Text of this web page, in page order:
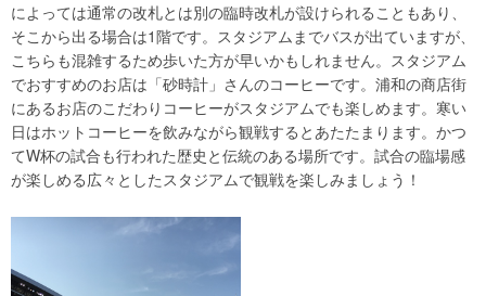
によっては通常の改札とは別の臨時改札が設けられることもあり、
そこから出る場合は1階です。スタジアムまでバスが出ていますが、
こちらも混雑するため歩いた方が早いかもしれません。スタジアム
でおすすめのお店は「砂時計」さんのコーヒーです。浦和の商店街
にあるお店のこだわりコーヒーがスタジアムでも楽しめます。寒い
日はホットコーヒーを飲みながら観戦するとあたたまります。かつ
てW杯の試合も行われた歴史と伝統のある場所です。試合の臨場感
が楽しめる広々としたスタジアムで観戦を楽しみましょう！